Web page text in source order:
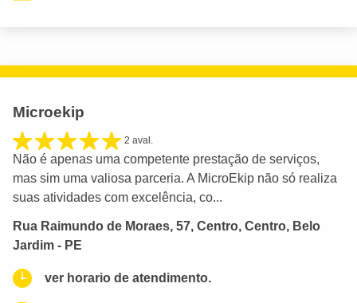
Microekip
2 aval.
Não é apenas uma competente prestação de serviços,
mas sim uma valiosa parceria. A MicroEkip não só realiza
suas atividades com excelência, co...
Rua Raimundo de Moraes, 57, Centro, Centro, Belo
Jardim - PE
ver horario de atendimento.